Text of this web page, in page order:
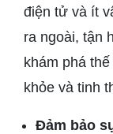
điện tử và ít
ra ngoài, tận
khám phá
khỏe và tinh
Đảm bảo